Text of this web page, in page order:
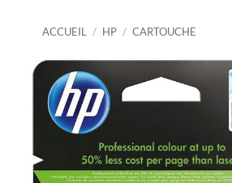
ACCUEIL / HP / CARTOUCHE